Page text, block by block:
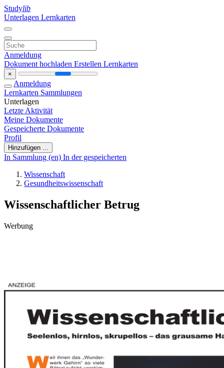
Studylib
Unterlagen Lernkarten
Anmeldung
Dokument hochladen Erstellen Lernkarten
×
Anmeldung
Lernkarten Sammlungen
Unterlagen
Letzte Aktivität
Meine Dokumente
Gespeicherte Dokumente
Profil
Hinzufügen ...
In Sammlung (en) In der gespeicherten
Wissenschaft
Gesundheitswissenschaft
Wissenschaftlicher Betrug
Werbung